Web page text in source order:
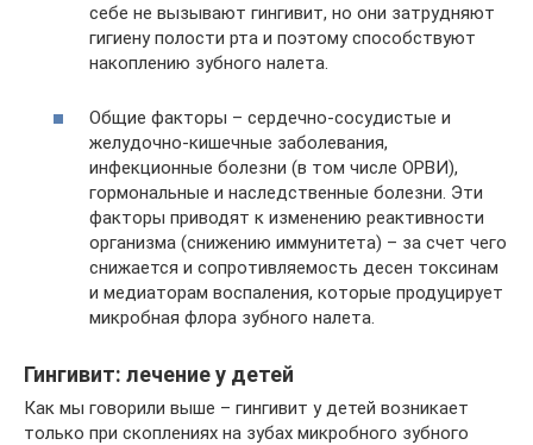
себе не вызывают гингивит, но они затрудняют
гигиену полости рта и поэтому способствуют
накоплению зубного налета.
Общие факторы – сердечно-сосудистые и
желудочно-кишечные заболевания,
инфекционные болезни (в том числе ОРВИ),
гормональные и наследственные болезни. Эти
факторы приводят к изменению реактивности
организма (снижению иммунитета) – за счет чего
снижается и сопротивляемость десен токсинам
и медиаторам воспаления, которые продуцирует
микробная флора зубного налета.
Гингивит: лечение у детей
Как мы говорили выше – гингивит у детей возникает
только при скоплениях на зубах микробного зубного